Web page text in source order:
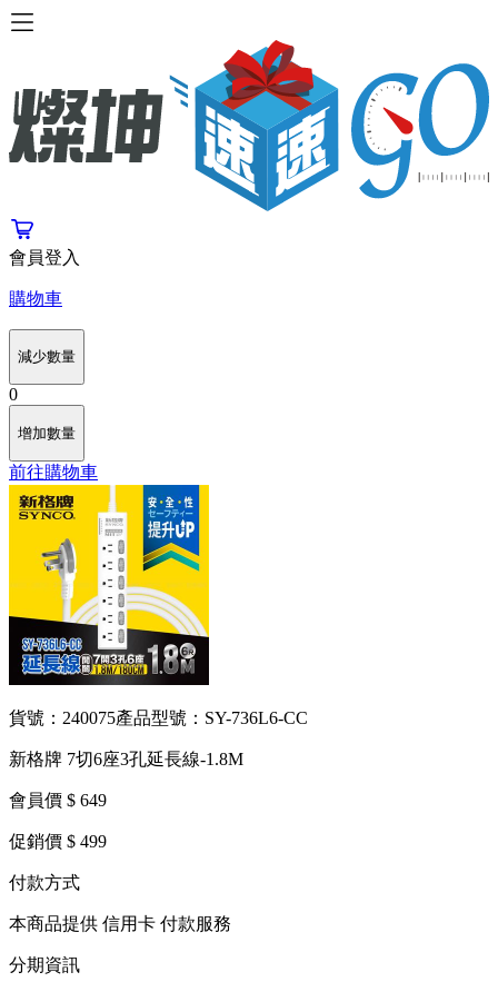
會員登入
購物車
減少數量
0
增加數量
前往購物車
貨號：240075產品型號：SY-736L6-CC
新格牌 7切6座3孔延長線-1.8M
會員價 $ 649
促銷價 $ 499
付款方式
本商品提供 信用卡 付款服務
分期資訊